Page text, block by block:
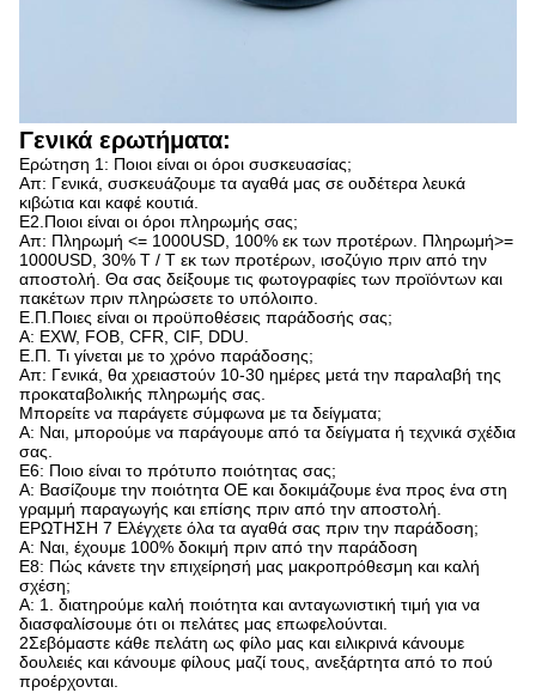
Γενικά ερωτήματα:
Ερώτηση 1: Ποιοι είναι οι όροι συσκευασίας;
Απ: Γενικά, συσκευάζουμε τα αγαθά μας σε ουδέτερα λευκά
κιβώτια και καφέ κουτιά.
Ε2.Ποιοι είναι οι όροι πληρωμής σας;
Απ: Πληρωμή <= 1000USD, 100% εκ των προτέρων. Πληρωμή>=
1000USD, 30% T / T εκ των προτέρων, ισοζύγιο πριν από την
αποστολή. Θα σας δείξουμε τις φωτογραφίες των προϊόντων και
πακέτων πριν πληρώσετε το υπόλοιπο.
Ε.Π.Ποιες είναι οι προϋποθέσεις παράδοσής σας;
Α: EXW, FOB, CFR, CIF, DDU.
Ε.Π. Τι γίνεται με το χρόνο παράδοσης;
Απ: Γενικά, θα χρειαστούν 10-30 ημέρες μετά την παραλαβή της
προκαταβολικής πληρωμής σας.
Μπορείτε να παράγετε σύμφωνα με τα δείγματα;
Α: Ναι, μπορούμε να παράγουμε από τα δείγματα ή τεχνικά σχέδια
σας.
Ε6: Ποιο είναι το πρότυπο ποιότητας σας;
Α: Βασίζουμε την ποιότητα OE και δοκιμάζουμε ένα προς ένα στη
γραμμή παραγωγής και επίσης πριν από την αποστολή.
ΕΡΩΤΗΣΗ 7 Ελέγχετε όλα τα αγαθά σας πριν την παράδοση;
Α: Ναι, έχουμε 100% δοκιμή πριν από την παράδοση
Ε8: Πώς κάνετε την επιχείρησή μας μακροπρόθεσμη και καλή
σχέση;
Α: 1. διατηρούμε καλή ποιότητα και ανταγωνιστική τιμή για να
διασφαλίσουμε ότι οι πελάτες μας επωφελούνται.
2Σεβόμαστε κάθε πελάτη ως φίλο μας και ειλικρινά κάνουμε
δουλειές και κάνουμε φίλους μαζί τους, ανεξάρτητα από το πού
προέρχονται.